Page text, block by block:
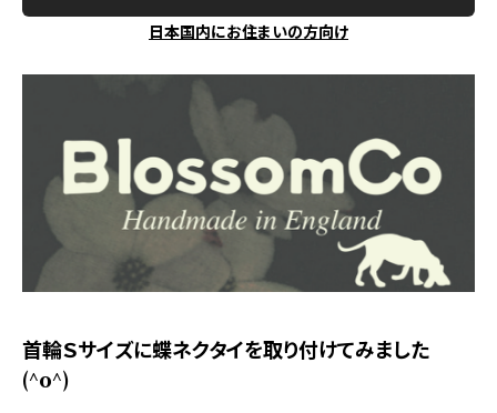
日本国内にお住まいの方向け
首輪Ｓサイズに蝶ネクタイを取り付けてみました
(^o^)